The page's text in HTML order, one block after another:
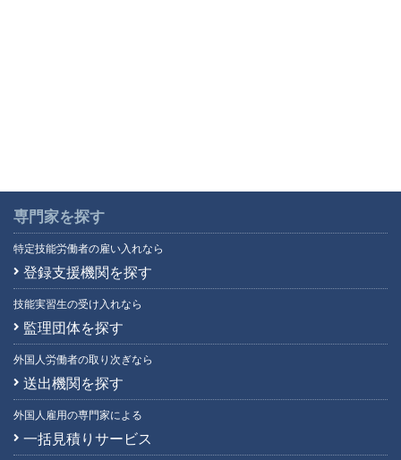
専門家を探す
特定技能労働者の雇い入れなら
登録支援機関を探す
技能実習生の受け入れなら
監理団体を探す
外国人労働者の取り次ぎなら
送出機関を探す
外国人雇用の専門家による
一括見積りサービス